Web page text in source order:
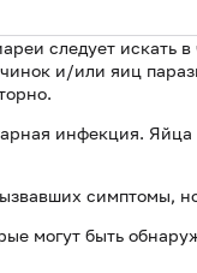
следует искать
и/или яиц
инфекция.
симптомы,
могут быть